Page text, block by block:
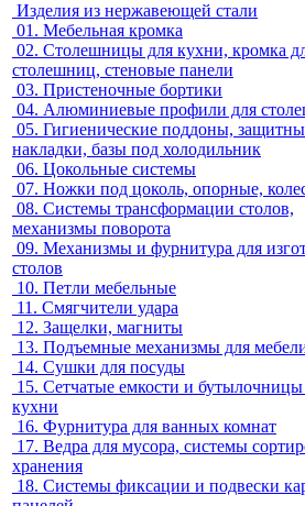
Изделия из нержавеющей стали
01. Мебельная кромка
02. Столешницы для кухни, кромка
столешниц, стеновые панели
03. Пристеночные бортики
04. Алюминиевые профили для
05. Гигиенические поддоны,
накладки, базы под холодильник
06. Цокольные системы
07. Ножки под цоколь, опорные,
08. Системы трансформации столов,
механизмы поворота
09. Механизмы и фурнитура для
столов
10. Петли мебельные
11. Смягчители удара
12. Защелки, магниты
13. Подъемные механизмы для
14. Сушки для посуды
15. Сетчатые емкости и бутылочницы
кухни
16. Фурнитура для ванных комнат
17. Ведра для мусора, системы
хранения
18. Системы фиксации и подвески